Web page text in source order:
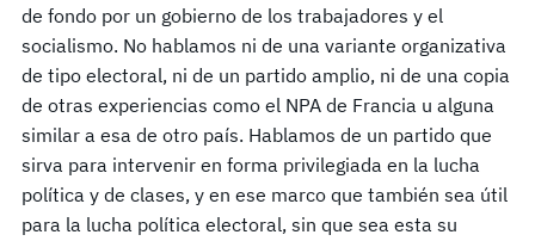
de fondo por un gobierno de los trabajadores y el
socialismo. No hablamos ni de una variante organizativa
de tipo electoral, ni de un partido amplio, ni de una copia
de otras experiencias como el NPA de Francia u alguna
similar a esa de otro país. Hablamos de un partido que
sirva para intervenir en forma privilegiada en la lucha
política y de clases, y en ese marco que también sea útil
para la lucha política electoral, sin que sea esta su